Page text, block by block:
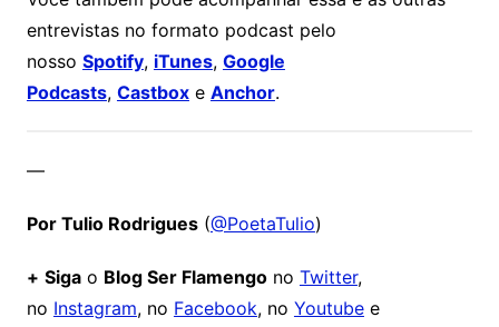
entrevistas no formato podcast pelo
nosso Spotify, iTunes, Google
Podcasts, Castboxe Anchor.
—
Por Tulio Rodrigues(@PoetaTulio)
+ Sigao Blog Ser Flamengono Twitter,
no Instagram, no Facebook, no Youtubee